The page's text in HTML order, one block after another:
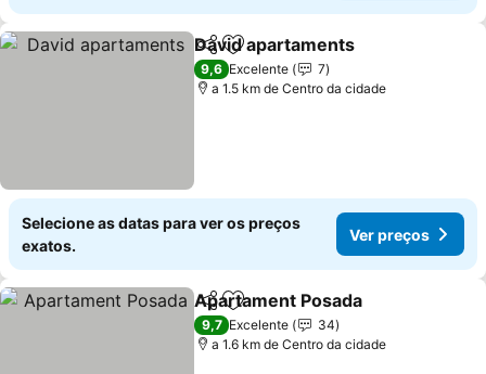
PartilharAdicionar aos favoritos
David apartaments
9,6 Excelente
7
a 1.5 km de Centro da cidade
Selecione as datas para ver os preços
exatos.
Ver preços
PartilharAdicionar aos favoritos
Apartament Posada
9,7 Excelente
34
a 1.6 km de Centro da cidade